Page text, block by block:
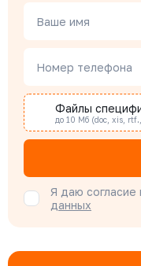
Наталья
Бондарюк
Специалист
Ваше имя
Номер телефона
Файлы
до 10 Мб (doc, xis,
Я даю согласие
данных